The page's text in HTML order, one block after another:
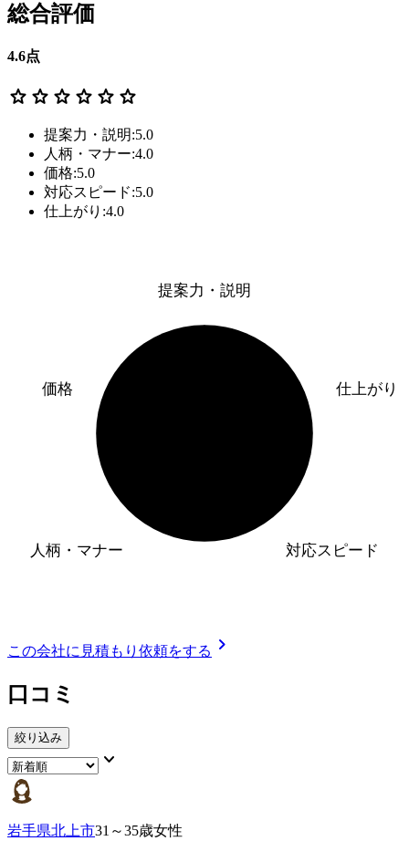
総合評価
4.6点
star star star star star star
提案力・説明:5.0
人柄・マナー:4.0
価格:5.0
対応スピード:5.0
仕上がり:4.0
提案力・説明
仕上がり
対応スピード
人柄・マナー
価格
この会社に見積もり依頼をする chevron_right
口コミ
絞り込み
keyboard_arrow_down
岩手県北上市31～35歳女性